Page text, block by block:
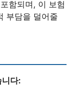
함되며, 이 보험
부담을 덜어줄
다: